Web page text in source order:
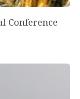
Conference